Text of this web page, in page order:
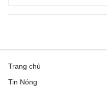
Trang chủ
Tin Nóng